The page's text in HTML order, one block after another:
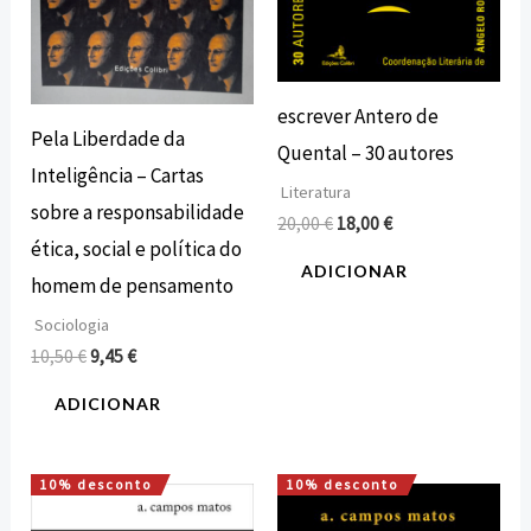
Pela Liberdade da
Inteligência – Cartas
sobre a responsabilidade
ética, social e política do
homem de pensamento
Sociologia
10,50€9,45€
ADICIONAR
escrever Antero de
Quental – 30 autores
Literatura
20,00€ 18,00€
ADICIONAR
10% desconto
O
O
preço
10% desconto
O
preço
O
preço